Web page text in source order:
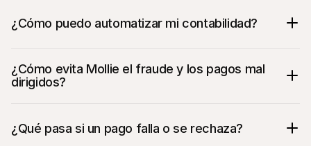
¿Cómo puedo automatizar mi contabilidad?
¿Cómo evita Mollie el fraude y los pagos mal
dirigidos?
¿Qué pasa si un pago falla o se rechaza?